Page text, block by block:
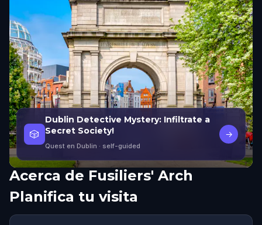
🎲
Dublin Detective Mystery: Infiltrate a
Secret Society!
Quest en Dublin · self-guided
→
Acerca de Fusiliers' Arch
Planifica tu visita